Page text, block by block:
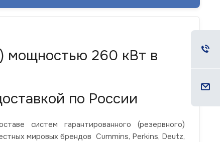
мощностью 260 кВт в
по России
систем гарантированного (резервного)
мировых брендов Cummins, Perkins, Deutz,